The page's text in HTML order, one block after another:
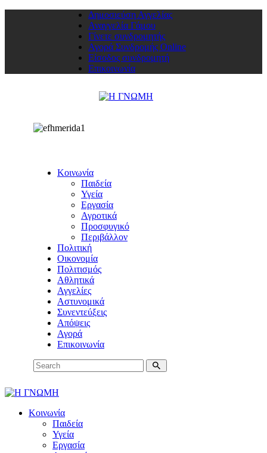
Δημοσιεύση Αγγελίας
Αναγγελία Γάμου
Γίνετε συνδρομητής
Αγορά Συνδρομής Online
Είσοδος συνδρομητή
Επικοινωνία
Κοινωνία
Παιδεία
Υγεία
Εργασία
Αγροτικά
Προσφυγικό
Περιβάλλον
Πολιτική
Οικονομία
Πολιτισμός
Αθλητικά
Αγγελίες
Αστυνομικά
Συνεντεύξεις
Απόψεις
Αγορά
Επικοινωνία
Κοινωνία
Παιδεία
Υγεία
Εργασία